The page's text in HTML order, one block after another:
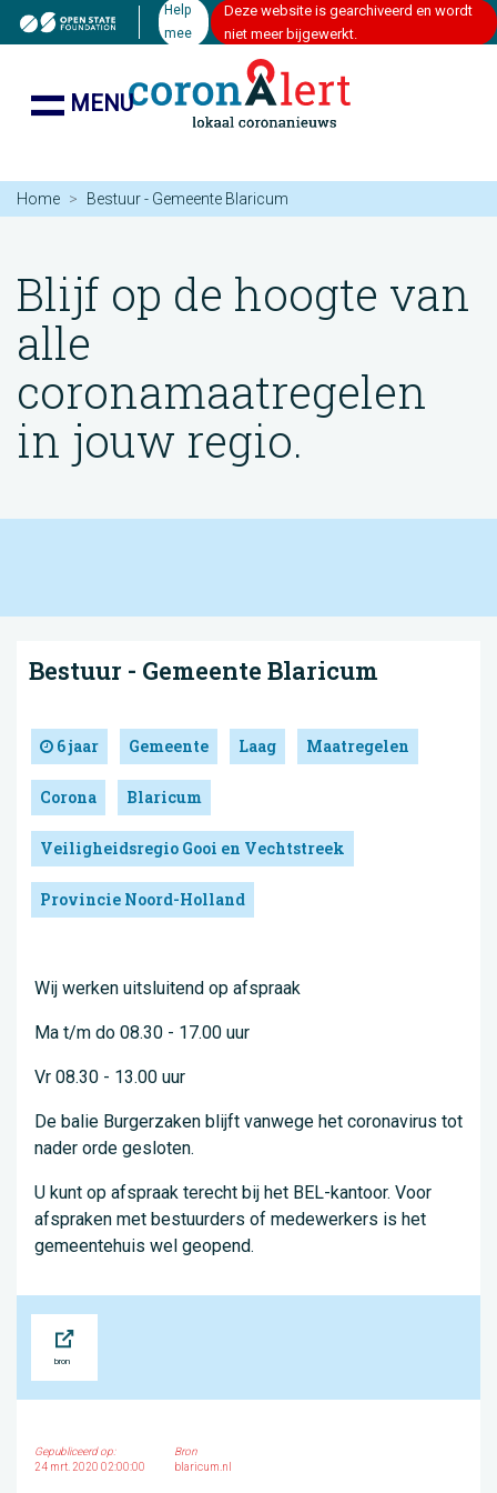
Help
mee
Deze website is gearchiveerd en wordt
niet meer bijgewerkt.
MENU
Home Bestuur - Gemeente Blaricum
Blijf op de hoogte van
alle
coronamaatregelen
in jouw regio.
Bestuur - Gemeente Blaricum
6 jaar Gemeente Laag Maatregelen
Corona Blaricum
Veiligheidsregio Gooi en Vechtstreek
Provincie Noord-Holland
Wij werken uitsluitend op afspraak
Ma t/m do 08.30 - 17.00 uur
Vr 08.30 - 13.00 uur
De balie Burgerzaken blijft vanwege het coronavirus tot
nader orde gesloten.
U kunt op afspraak terecht bij het BEL-kantoor. Voor
afspraken met bestuurders of medewerkers is het
gemeentehuis wel geopend.
Gepubliceerd op:
24 mrt. 2020 02:00:00
Bron
blaricum.nl